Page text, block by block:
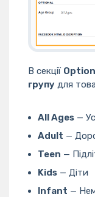
В секції
групу для
All Ages —
Adult —
Teen —
Kids — Діти
Infant —